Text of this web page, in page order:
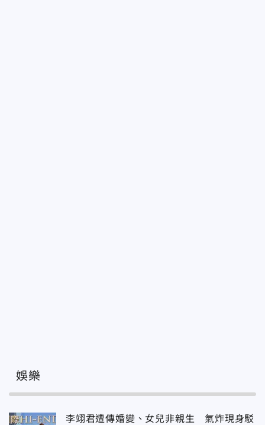
娛樂
李翊君遭傳婚變、女兒非親生 氣炸現身駁